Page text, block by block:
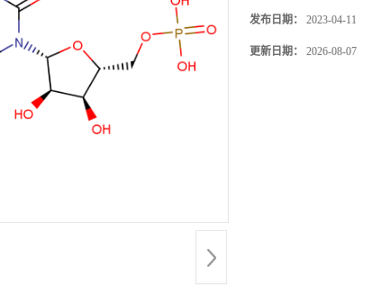
发布日期： 2023-04-11
更新日期： 2026-08-07